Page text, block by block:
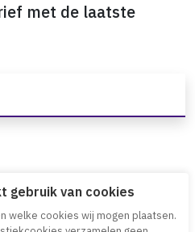
met de laatste
gebruik van cookies
welke cookies wij mogen plaatsen.